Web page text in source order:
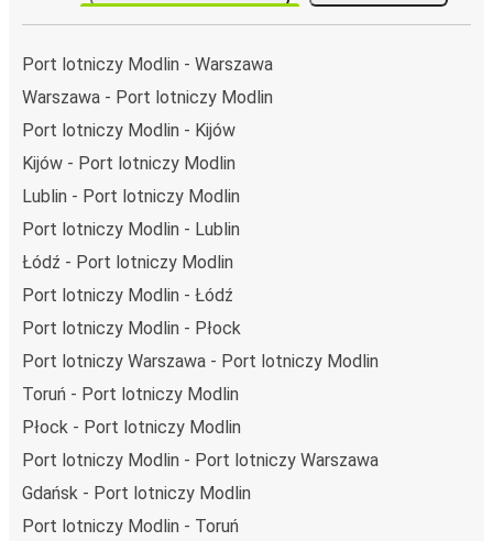
Podróż autobusemma mniejszy wpływ na środowisko
niż podróż samochodem czy samolotem. Stale pracujemy
stosując wysokie standardy środowiskowe w całej naszej
flocie autobusów, wykorzystując alternatywne
technologie napędu i paliwa oraz oferując wszystkim
pasażerom możliwość zrekompensowania emisji
Średni koszt podróży autobusem na trasie Port lotniczy
Modlin - Stalowa Wola to78,99 zł
autobusem jest znacznie tańsza od innych środków
transportu.
Podróż z: Port lotniczy Modlin
Port lotniczy Modlin: podróżujesz z tego miasta i nie
znasz go zbyt dobrze? Oto wszystko, co musisz wiedzieć.
Port lotniczy Modlin jest węzłem komunikacyjnym z
miast i codziennie zabiera podróżujących na przejazdy
krajowe i zagraniczne.
Port lotniczy Modlin - Warszawa
Warszawa - Port lotniczy Modlin
Port lotniczy Modlin - Kijów
Kijów - Port lotniczy Modlin
Lublin - Port lotniczy Modlin
Port lotniczy Modlin - Lublin
Łódź - Port lotniczy Modlin
Port lotniczy Modlin - Łódź
Port lotniczy Modlin - Płock
Port lotniczy Warszawa - Port lotniczy Modlin
Toruń - Port lotniczy Modlin
Płock - Port lotniczy Modlin
Port lotniczy Modlin - Port lotniczy Warszawa
Gdańsk - Port lotniczy Modlin
Port lotniczy Modlin - Toruń